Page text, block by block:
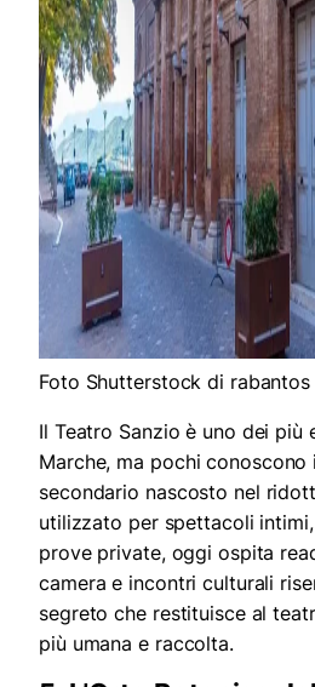
Foto Shutterstock di rabantos
Il Teatro Sanzio è uno dei più
Marche, ma pochi
secondario nascosto nel
utilizzato per spettacoli
prove private, oggi ospita
camera e incontri culturali
segreto che restituisce al
più umana e raccolta.